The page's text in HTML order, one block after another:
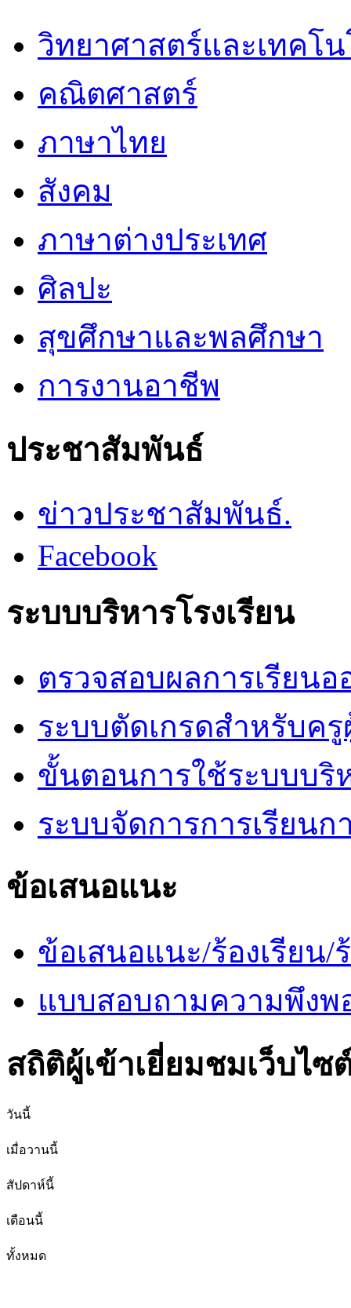
วิทยาศาสตร์และเทคโ
คณิตศาสตร์
ภาษาไทย
สังคม
ภาษาต่างประเทศ
ศิลปะ
สุขศึกษาและพลศึกษา
การงานอาชีพ
ประชาสัมพันธ์
ข่าวประชาสัมพันธ์.
Facebook
ระบบบริหารโรงเรียน
ตรวจสอบผลการเรียน
ระบบตัดเกรดสำหรับค
ขั้นตอนการใช้ระบบบริ
ระบบจัดการการเรียน
ข้อเสนอแนะ
ข้อเสนอแนะ/ร้องเรียน/
แบบสอบถามความพึงพ
สถิติผู้เข้าเยี่ยมชมเว็บไซ
วันนี้
เมื่อวานนี้
สัปดาห์นี้
เดือนนี้
ทั้งหมด